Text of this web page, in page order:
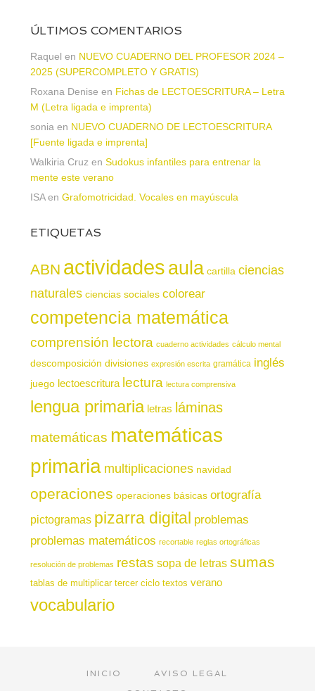
ÚLTIMOS COMENTARIOS
Raquel en NUEVO CUADERNO DEL PROFESOR 2024 –
2025 (SUPERCOMPLETO Y GRATIS)
Roxana Denise en Fichas de LECTOESCRITURA – Letra
M (Letra ligada e imprenta)
sonia en NUEVO CUADERNO DE LECTOESCRITURA
[Fuente ligada e imprenta]
Walkiria Cruz en Sudokus infantiles para entrenar la
mente este verano
ISAen Grafomotricidad. Vocales en mayúscula
ETIQUETAS
ABN actividadesaula cartilla ciencias
naturales ciencias sociales colorear
competencia matemática
comprensión lectora cuaderno actividades cálculo mental
descomposición divisiones expresión escrita gramática inglés
juego lectoescritura lectura lectura comprensiva
lengua primaria letras láminas
matemáticas matemáticas
primaria multiplicaciones navidad
operaciones operaciones básicas ortografía
pictogramas pizarra digital problemas
problemas matemáticos recortable reglas ortográficas
resolución de problemas restas sopa de letras sumas
tablas de multiplicar tercer ciclo textos verano
vocabulario
INICIO
AVISO LEGAL